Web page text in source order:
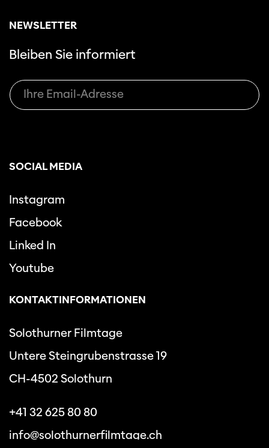
NEWSLETTER
Bleiben Sie informiert
SOCIAL MEDIA
Instagram
Facebook
Linked In
Youtube
KONTAKTINFORMATIONEN
Solothurner Filmtage
Untere Steingrubenstrasse 19
CH-4502 Solothurn
+41 32 625 80 80
info@solothurnerfilmtage.ch